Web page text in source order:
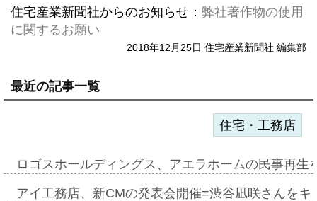
住宅産業新聞社からのお知らせ： 弊社著作物の使用
に関するお願い
2018年12月25日 住宅産業新聞社 編集部
最近の記事一覧
住宅・工務店
ロゴスホールディングス、アエラホームの民事再
アイ工務店、新CMの発表会開催=渋谷凪咲さんを